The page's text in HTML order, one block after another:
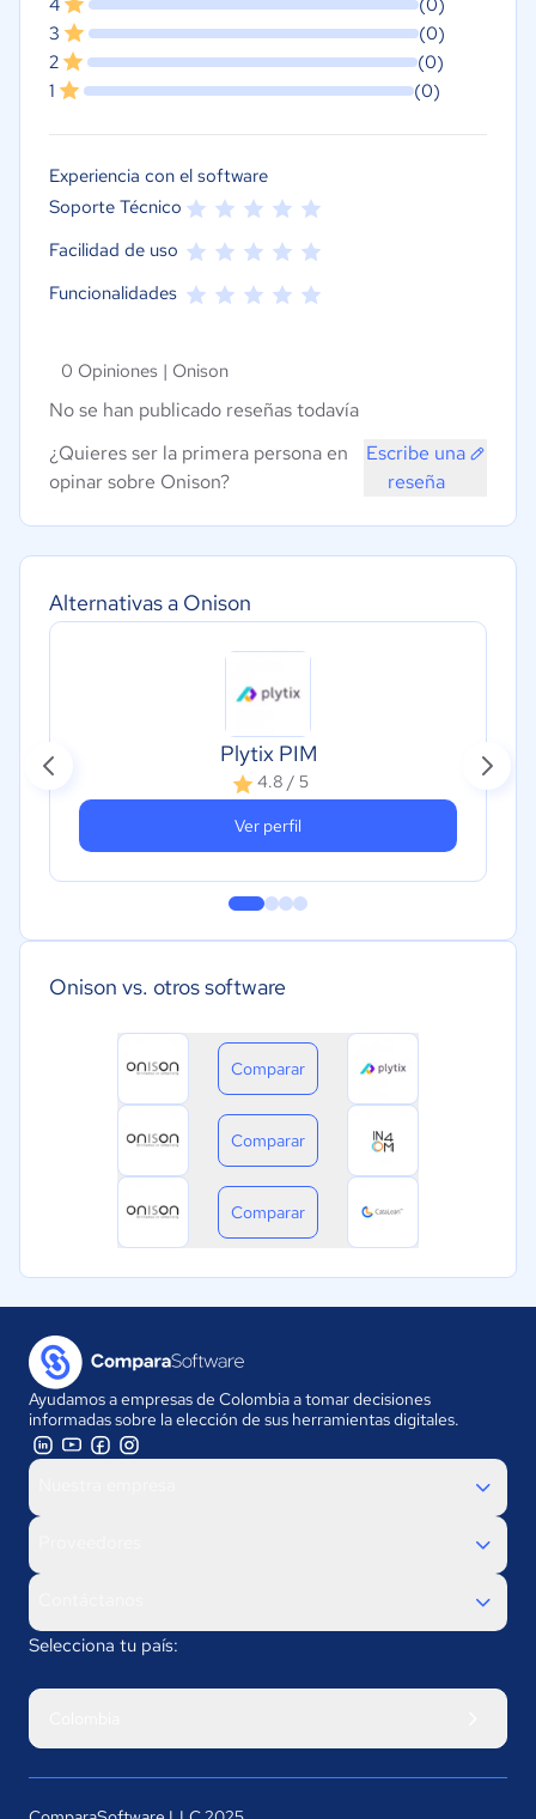
Alternativas a Onison
Plytix PIM
4.8 / 5
Ver perfil
Onison vs. otros software
Comparar
Comparar
Comparar
4
(0)
3
(0)
2
(0)
1
(0)
Experiencia con el software
Soporte Técnico
Facilidad de uso
Funcionalidades
0 Opiniones | Onison
No se han publicado reseñas todavía
¿Quieres ser la primera persona en
opinar sobre Onison?
Escribe una
reseña
Ayudamos a empresas de Colombia a tomar decisiones
informadas sobre la elección de sus herramientas digitales.
Selecciona tu país: